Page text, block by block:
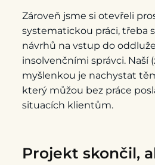
Zároveň jsme si otevřeli
systematickou práci, třeba
návrhů na vstup do
insolvenčními správci. Naší
myšlenkou je nachystat
který můžou bez práce
situacích klientům.
Projekt skončil,